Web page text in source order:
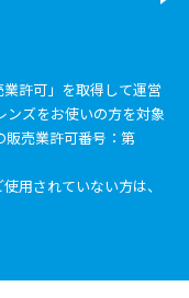
許可」を取得して運営
ンズをお使いの方を対象
販売業許可番号：第
用されていない方は、